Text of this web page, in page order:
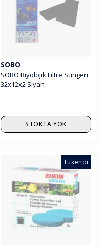
SOBO
SOBO Biyolojik Filtre Süngeri
32x12x2 Siyah
STOKTA YOK
Tükendi